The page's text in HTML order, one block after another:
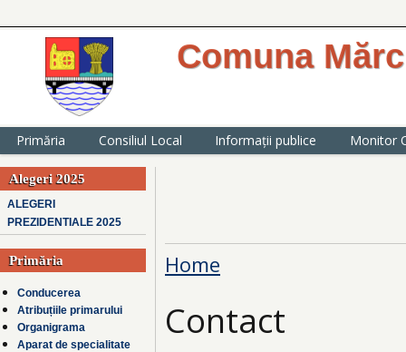
Comuna
Primăria Consiliul Local Informații publice Monitor
Alegeri 2025
ALEGERI
PREZIDENTIALE 2025
Primăria
Conducerea
Atribuțiile primarului
Organigrama
Aparat de specialitate
You are here
Home
Contact